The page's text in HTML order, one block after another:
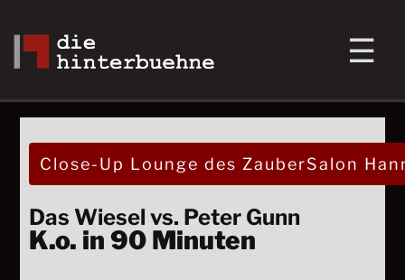
Close-Up Lounge des ZauberSalon
Das Wiesel vs. Peter Gunn
K.o. in 90 Minuten